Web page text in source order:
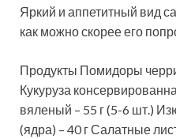
Яркий и аппетитный вид
как можно скорее его
Продукты Помидоры
Кукуруза
вяленый – 55 г (5-6 шт.)
(ядра) – 40 г Салатные